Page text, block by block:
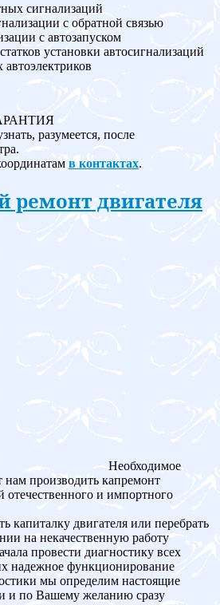
сигнализаций
с обратной связью
с автозапуском
установки автосигнализаций
разумеется, после
в контактах.
ремонт двигателя
Необходимое
нам производить капремонт
отечественного и импортного
капиталку двигателя или перебрать
на некачественную работу
провести диагностику всех
надежное функционирование
мы определим настоящие
и по Вашему желанию сразу